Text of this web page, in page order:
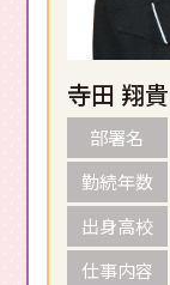
寺田 翔貴
部署名
勤続年数
出身高校
仕事内容